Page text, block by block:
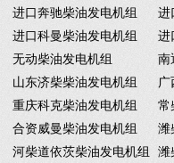
进口奔驰柴油发电机组
进
进口科曼柴油发电机组
进
无动柴油发电机组
南
山东济柴柴油发电机组
重庆科克柴油发电机组
常
合资威曼柴油发电机组
潍
河柴道依茨柴油发电机组
潍